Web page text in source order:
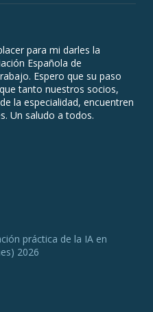
para mi darles la
Española de
Espero que su paso
tanto nuestros socios,
la especialidad, encuentren
Un saludo a todos.
práctica de la IA en
2026